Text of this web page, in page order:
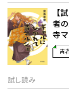
【
者
寺
青
試し読み